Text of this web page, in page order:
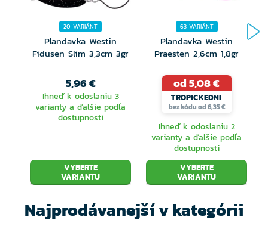
20 VARIÁNT
Plandavka Westin
Fidusen Slim 3,3cm 3gr
5,96 €
Ihneď k odoslaniu 3
varianty a ďalšie podľa
dostupnosti
VYBERTE
VARIANTU
63 VARIÁNT
Plandavka Westin
Praesten 2,6cm 1,8gr
od 5,08 €
TROPICKEDNI
bez kódu od 6,35 €
Ihneď k odoslaniu 2
varianty a ďalšie podľa
dostupnosti
VYBERTE
VARIANTU
Najprodávanejší v kategórii